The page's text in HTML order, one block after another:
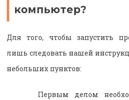
компьютер?
Для того, чтобы запустить
лишь следовать нашей
небольших пунктов:
Первым делом